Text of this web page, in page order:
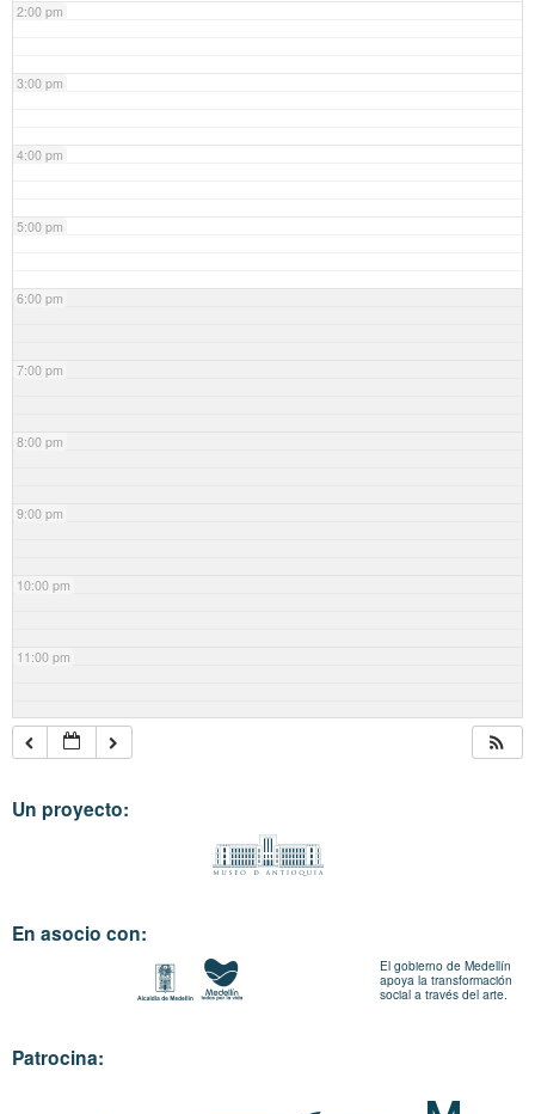
2:00 pm
3:00 pm
4:00 pm
5:00 pm
6:00 pm
7:00 pm
8:00 pm
9:00 pm
10:00 pm
11:00 pm
Un proyecto:
En asocio con:
El gobierno de Medellín
apoya la transformación
social a través del arte.
Patrocina: